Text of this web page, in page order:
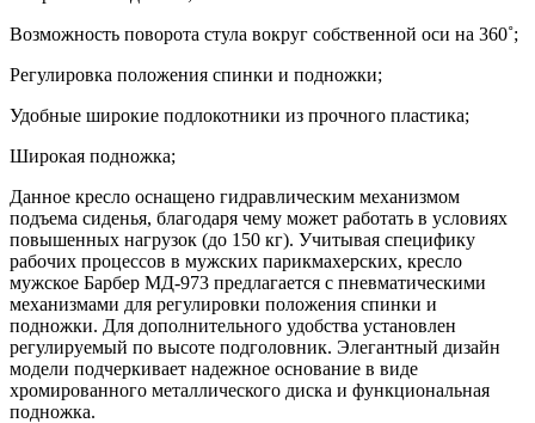
Возможность поворота стула вокруг собственной оси на 360˚;
Регулировка положения спинки и подножки;
Удобные широкие подлокотники из прочного пластика;
Широкая подножка;
Данное кресло оснащено гидравлическим механизмом
подъема сиденья, благодаря чему может работать в условиях
повышенных нагрузок (до 150 кг). Учитывая специфику
рабочих процессов в мужских парикмахерских, кресло
мужское Барбер МД-973 предлагается с пневматическими
механизмами для регулировки положения спинки и
подножки. Для дополнительного удобства установлен
регулируемый по высоте подголовник. Элегантный дизайн
модели подчеркивает надежное основание в виде
хромированного металлического диска и функциональная
подножка.